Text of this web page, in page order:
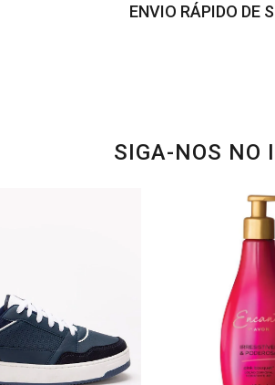
ENVIO RÁPIDO DE
SIGA-NOS NO